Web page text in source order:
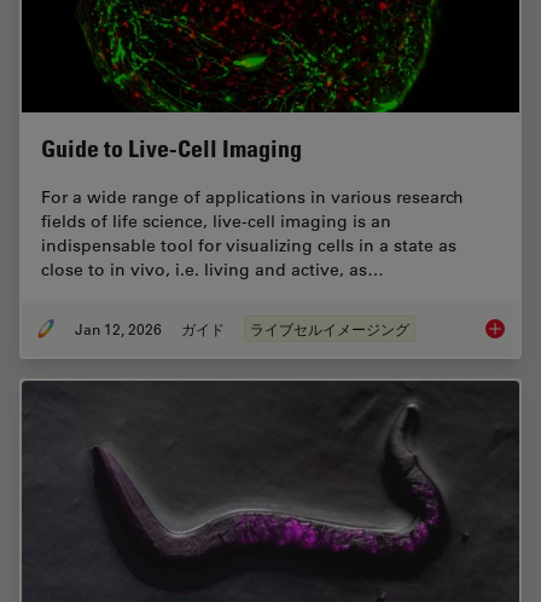
Guide to Live-Cell Imaging
For a wide range of applications in various research
fields of life science, live-cell imaging is an
indispensable tool for visualizing cells in a state as
close to in vivo, i.e. living and active, as…
Jan 12, 2026 ガイド ライブセルイメージング Guide